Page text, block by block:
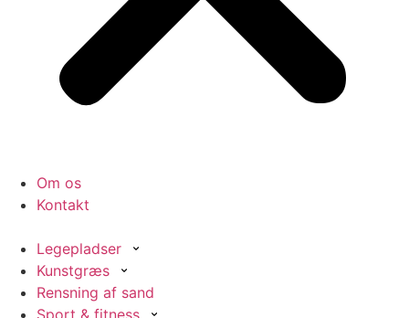
Om os
Kontakt
Legepladser
Kunstgræs
Rensning af sand
Sport & fitness